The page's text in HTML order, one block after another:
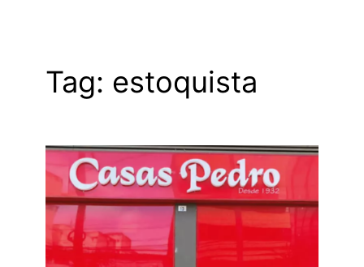
Tag: estoquista